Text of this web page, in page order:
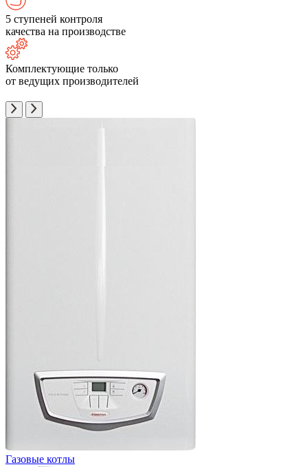
5 ступеней контроля
качества на производстве
Комплектующие только
от ведущих производителей
Газовые котлы